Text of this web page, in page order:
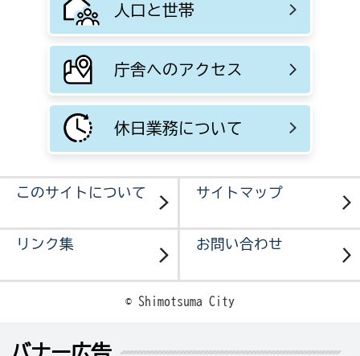
人口と世帯
庁舎へのアクセス
休日業務について
このサイトについて サイトマップ
リンク集 お問い合わせ
© Shimotsuma City